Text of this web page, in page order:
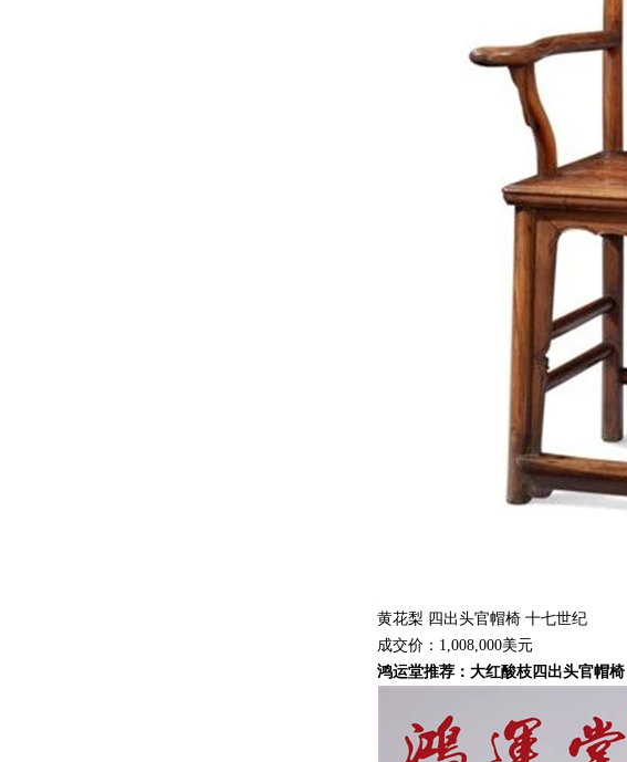
黄花梨 四出头官帽椅 十七世纪
成交价：1,008,000美元
鸿运堂推荐：大红酸枝四出头官帽椅